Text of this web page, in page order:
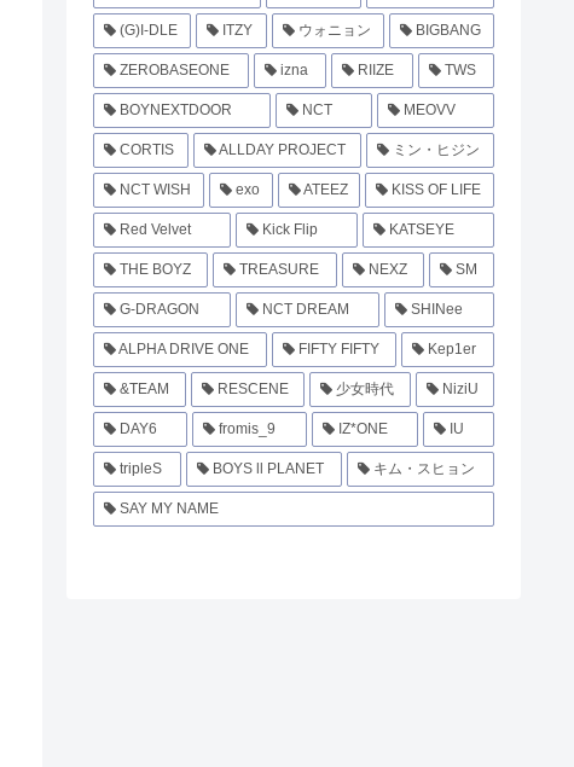
(G)I-DLE ITZY ウォニョン BIGBANG
ZEROBASEONE izna RIIZE TWS
BOYNEXTDOOR NCT MEOVV
CORTIS ALLDAY PROJECT ミン・ヒジン
NCT WISH exo ATEEZ KISS OF LIFE
Red Velvet Kick Flip KATSEYE
THE BOYZ TREASURE NEXZ SM
G-DRAGON NCT DREAM SHINee
ALPHA DRIVE ONE FIFTY FIFTY Kep1er
&TEAM RESCENE 少女時代 NiziU
DAY6 fromis_9 IZ*ONE IU
tripleS BOYS ll PLANET キム・スヒョン
SAY MY NAME